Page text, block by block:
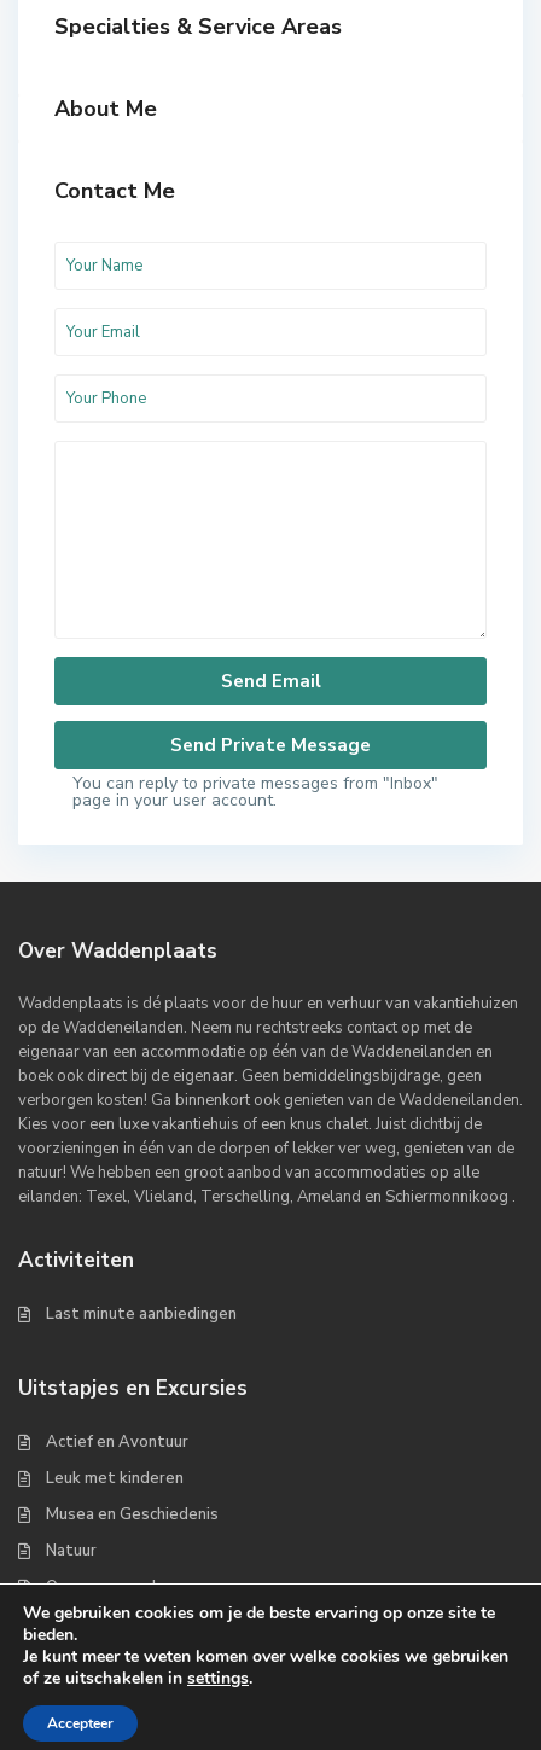
Specialties & Service Areas
About Me
Contact Me
You can reply to private messages from "Inbox"
page in your user account.
Over Waddenplaats
Waddenplaats is dé plaats voor de huur en verhuur van vakantiehuizen
op de Waddeneilanden. Neem nu rechtstreeks contact op met de
eigenaar van een accommodatie op één van de Waddeneilanden en
boek ook direct bij de eigenaar. Geen bemiddelingsbijdrage, geen
verborgen kosten! Ga binnenkort ook genieten van de Waddeneilanden.
Kies voor een luxe vakantiehuis of een knus chalet. Juist dichtbij de
voorzieningen in één van de dorpen of lekker ver weg, genieten van de
natuur! We hebben een groot aanbod van accommodaties op alle
eilanden: Texel, Vlieland, Terschelling, Ameland en Schiermonnikoog .
Activiteiten
Last minute aanbiedingen
Uitstapjes en Excursies
Actief en Avontuur
Leuk met kinderen
Musea en Geschiedenis
Natuur
Op zee en wad
Copyrights 2022 - Waddenplaats.nl
Over ons
Handige links
We gebruiken cookies om je de beste ervaring op onze site te
bieden.
Je kunt meer te weten komen over welke cookies we gebruiken
of ze uitschakelen in settings.
Accepteer